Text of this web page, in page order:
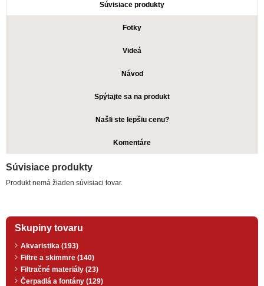
Súvisiace produkty
Fotky
Videá
Návod
Spýtajte sa na produkt
Našli ste lepšiu cenu?
Komentáre
Súvisiace produkty
Produkt nemá žiaden súvisiaci tovar.
Skupiny tovaru
Akvaristika (193)
Filtre a skimmre (140)
Filtračné materiály (23)
Čerpadlá a fontány (129)